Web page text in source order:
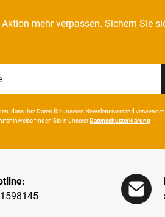
mehr verpassen. Sichern Sie
dass Ihre Da­ten für unseren News­letter­versand
finden Sie in unsererDaten­schutz­erklärung